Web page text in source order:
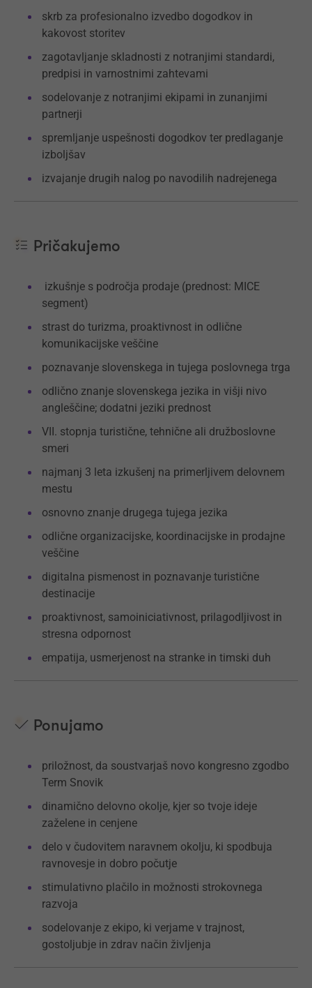
skrb za profesionalno izvedbo dogodkov in
kakovost storitev
zagotavljanje skladnosti z notranjimi standardi,
predpisi in varnostnimi zahtevami
sodelovanje z notranjimi ekipami in zunanjimi
partnerji
spremljanje uspešnosti dogodkov ter predlaganje
izboljšav
izvajanje drugih nalog po navodilih nadrejenega
Pričakujemo
izkušnje s področja prodaje (prednost: MICE
segment)
strast do turizma, proaktivnost in odlične
komunikacijske veščine
poznavanje slovenskega in tujega poslovnega trga
odlično znanje slovenskega jezika in višji nivo
angleščine; dodatni jeziki prednost
VII. stopnja turistične, tehnične ali družboslovne
smeri
najmanj 3 leta izkušenj na primerljivem delovnem
mestu
osnovno znanje drugega tujega jezika
odlične organizacijske, koordinacijske in prodajne
veščine
digitalna pismenost in poznavanje turistične
destinacije
proaktivnost, samoiniciativnost, prilagodljivost in
stresna odpornost
empatija, usmerjenost na stranke in timski duh
Ponujamo
priložnost, da soustvarjaš novo kongresno zgodbo
Term Snovik
dinamično delovno okolje, kjer so tvoje ideje
zaželene in cenjene
delo v čudovitem naravnem okolju, ki spodbuja
ravnovesje in dobro počutje
stimulativno plačilo in možnosti strokovnega
razvoja
sodelovanje z ekipo, ki verjame v trajnost,
gostoljubje in zdrav način življenja